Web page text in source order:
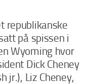
republikanske
på spissen i
Wyoming hvor
Dick Cheney
jr.), Liz Cheney,